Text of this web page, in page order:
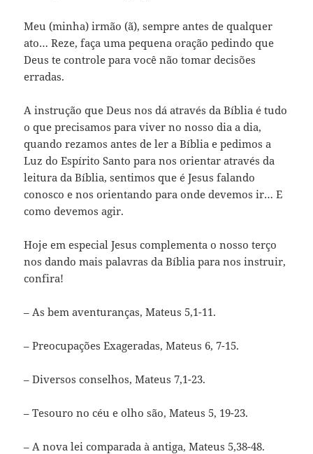
Meu (minha) irmão (ã), sempre antes de qualquer
ato… Reze, faça uma pequena oração pedindo que
Deus te controle para você não tomar decisões
erradas.
A instrução que Deus nos dá através da Bíblia é tudo
o que precisamos para viver no nosso dia a dia,
quando rezamos antes de ler a Bíblia e pedimos a
Luz do Espírito Santo para nos orientar através da
leitura da Bíblia, sentimos que é Jesus falando
conosco e nos orientando para onde devemos ir… E
como devemos agir.
Hoje em especial Jesus complementa o nosso terço
nos dando mais palavras da Bíblia para nos instruir,
confira!
– As bem aventuranças, Mateus 5,1-11.
– Preocupações Exageradas, Mateus 6, 7-15.
– Diversos conselhos, Mateus 7,1-23.
– Tesouro no céu e olho são, Mateus 5, 19-23.
– A nova lei comparada à antiga, Mateus 5,38-48.